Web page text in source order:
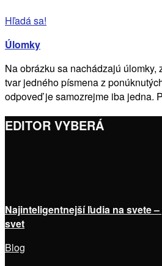
Hľadá sa!
Úlomky
Na obrázku sa nachádzajú úlomky,
tvar jedného písmena z
odpoveď je samozrejme iba jedna.
EDITOR VYBERÁ
Najinteligentnejší ľudia na svete
svet
Blog